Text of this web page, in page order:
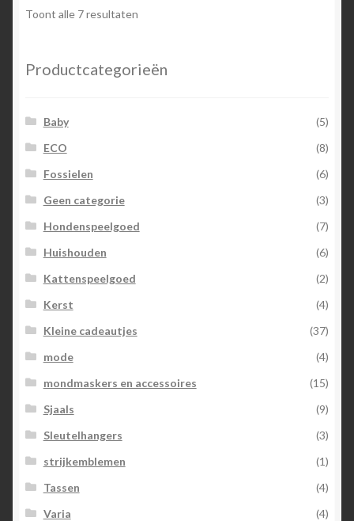
Toont alle 7 resultaten
Productcategorieën
Baby
(5)
ECO
(8)
Fossielen
(6)
Geen categorie
(3)
Hondenspeelgoed
(7)
Huishouden
(6)
Kattenspeelgoed
(2)
Kerst
(4)
Kleine cadeautjes
(37)
mode
(4)
mondmaskers en accessoires
(15)
Sjaals
(9)
Sleutelhangers
(3)
strijkemblemen
(1)
Tassen
(4)
Varia
(4)